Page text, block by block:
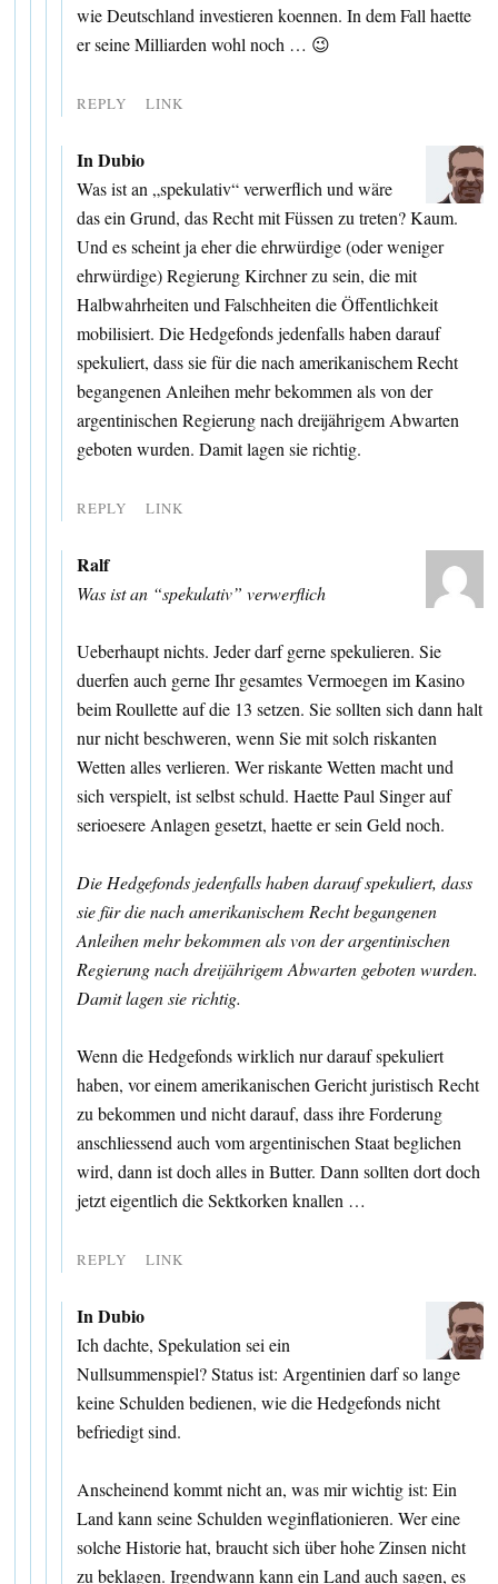
wie Deutschland investieren koennen. In dem Fall haette
er seine Milliarden wohl noch … 😉
REPLY LINK
In Dubio
Was ist an „spekulativ“ verwerflich und wäre
das ein Grund, das Recht mit Füssen zu treten? Kaum.
Und es scheint ja eher die ehrwürdige (oder weniger
ehrwürdige) Regierung Kirchner zu sein, die mit
Halbwahrheiten und Falschheiten die Öffentlichkeit
mobilisiert. Die Hedgefonds jedenfalls haben darauf
spekuliert, dass sie für die nach amerikanischem Recht
begangenen Anleihen mehr bekommen als von der
argentinischen Regierung nach dreijährigem Abwarten
geboten wurden. Damit lagen sie richtig.
REPLY LINK
Ralf
Was ist an “spekulativ” verwerflich
Ueberhaupt nichts. Jeder darf gerne spekulieren. Sie
duerfen auch gerne Ihr gesamtes Vermoegen im Kasino
beim Roullette auf die 13 setzen. Sie sollten sich dann halt
nur nicht beschweren, wenn Sie mit solch riskanten
Wetten alles verlieren. Wer riskante Wetten macht und
sich verspielt, ist selbst schuld. Haette Paul Singer auf
serioesere Anlagen gesetzt, haette er sein Geld noch.
Die Hedgefonds jedenfalls haben darauf spekuliert, dass
sie für die nach amerikanischem Recht begangenen
Anleihen mehr bekommen als von der argentinischen
Regierung nach dreijährigem Abwarten geboten wurden.
Damit lagen sie richtig.
Wenn die Hedgefonds wirklich nur darauf spekuliert
haben, vor einem amerikanischen Gericht juristisch Recht
zu bekommen und nicht darauf, dass ihre Forderung
anschliessend auch vom argentinischen Staat beglichen
wird, dann ist doch alles in Butter. Dann sollten dort doch
jetzt eigentlich die Sektkorken knallen …
REPLY LINK
In Dubio
Ich dachte, Spekulation sei ein
Nullsummenspiel? Status ist: Argentinien darf so lange
keine Schulden bedienen, wie die Hedgefonds nicht
befriedigt sind.
Anscheinend kommt nicht an, was mir wichtig ist: Ein
Land kann seine Schulden weginflationieren. Wer eine
solche Historie hat, braucht sich über hohe Zinsen nicht
zu beklagen. Irgendwann kann ein Land auch sagen, es